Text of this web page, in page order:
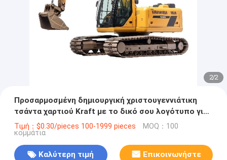
2/2
Προσαρμοσμένη δημιουργική χριστουγεννιάτικη
τσάντα χαρτιού Kraft με το δικό σου λογότυπο για
το διακοσμητικό πάρτι Χριστούγεννα
Τιμή：$0.30/pieces 100-1999 pieces MOQ：100
κομμάτια
Καλύτερη τιμή Επικοινωνήστε